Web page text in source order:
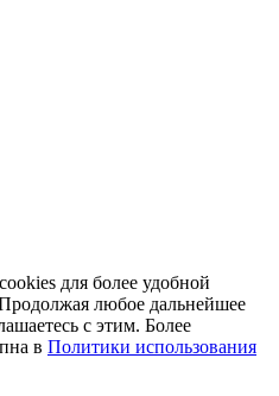
для более удобной
любое дальнейшее
с этим. Более
в Политики использования